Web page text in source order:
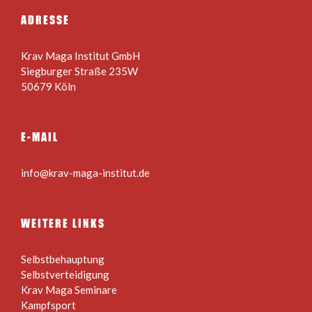
ADRESSE
Krav Maga Institut GmbH
Siegburger Straße 235W
50679 Köln
E-MAIL
info@krav-maga-institut.de
WEITERE LINKS
Selbstbehauptung
Selbstverteidigung
Krav Maga Seminare
Kampfsport